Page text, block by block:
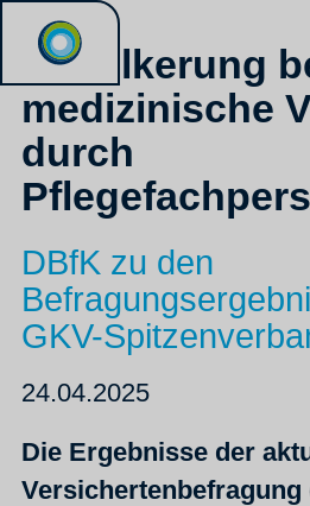
Bevölkerung
medizinische
durch
DBfK zu den
GKV-
24.04.2025
Die Ergebnisse der
Versichertenbefragung